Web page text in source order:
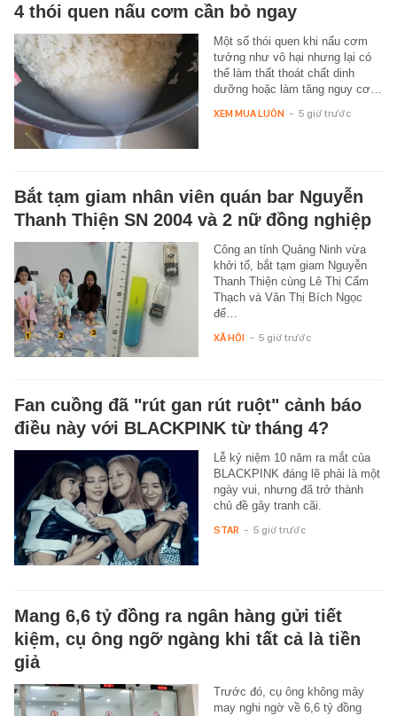
4 thói quen nấu cơm cần bỏ ngay
Một số thói quen khi nấu cơm
tưởng như vô hại nhưng lại có
thể làm thất thoát chất dinh
dưỡng hoặc làm tăng nguy cơ…
XEM MUA LUÔN - 5 giờ trước
Bắt tạm giam nhân viên quán bar Nguyễn
Thanh Thiện SN 2004 và 2 nữ đồng nghiệp
Công an tỉnh Quảng Ninh vừa
khởi tố, bắt tạm giam Nguyễn
Thanh Thiện cùng Lê Thị Cẩm
Thạch và Văn Thị Bích Ngọc
để…
XÃ HỘI - 5 giờ trước
Fan cuồng đã "rút gan rút ruột" cảnh báo
điều này với BLACKPINK từ tháng 4?
Lễ kỷ niệm 10 năm ra mắt của
BLACKPINK đáng lẽ phải là một
ngày vui, nhưng đã trở thành
chủ đề gây tranh cãi.
STAR - 5 giờ trước
Mang 6,6 tỷ đồng ra ngân hàng gửi tiết
kiệm, cụ ông ngỡ ngàng khi tất cả là tiền
giả
Trước đó, cụ ông không mảy
may nghi ngờ về 6,6 tỷ đồng